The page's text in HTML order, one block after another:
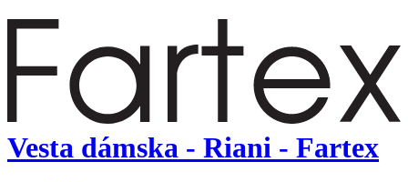
Vesta dámska - Riani - Fartex